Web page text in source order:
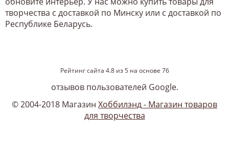
творчества с доставкой по Минску или с доставкой по
Республике Беларусь.
Рейтинг сайта 4.8из5на основе 76
отзывов пользователей Google.
© 2004-2018 Магазин Хоббилэнд - Магазин товаров
для творчества